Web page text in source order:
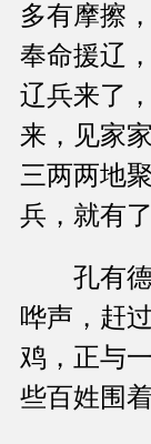
多有摩擦
奉命援辽
辽兵来了
来，见家
三两两地
兵，就有了
孔有德
哗声，赶
鸡，正与
些百姓围着